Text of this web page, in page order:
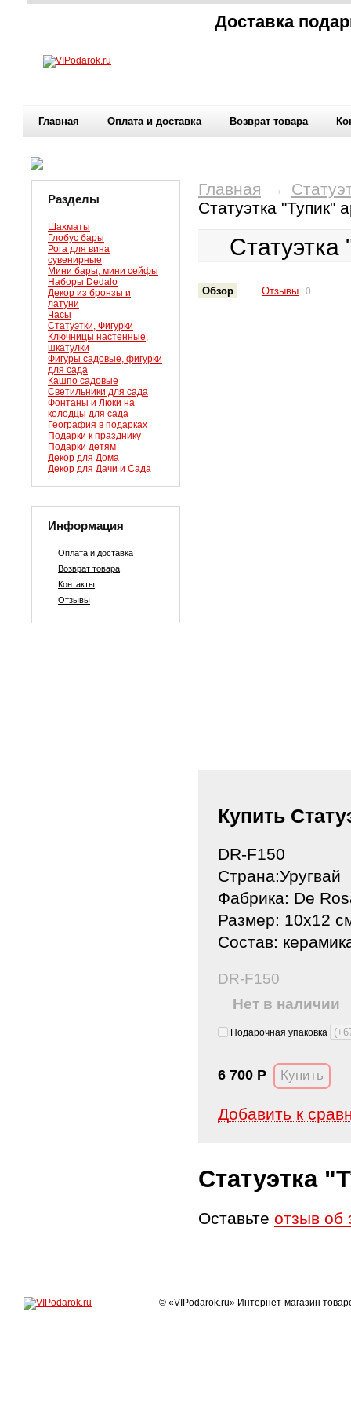
Доставка
Главная Оплата и доставка Возврат товара
Разделы
Шахматы
Глобус бары
Рога для вина
сувенирные
Мини бары, мини сейфы
Наборы Dedalo
Декор из бронзы и
латуни
Часы
Статуэтки, Фигурки
Ключницы настенные,
шкатулки
Фигуры садовые, фигурки
для сада
Кашпо садовые
Светильники для сада
Фонтаны и Люки на
колодцы для сада
География в подарках
Подарки к празднику
Подарки детям
Декор для Дома
Декор для Дачи и Сада
Информация
Оплата и доставка
Возврат товара
Контакты
Отзывы
Главная →
Статуэтка "Тупик"
Статуэтка
Обзор Отзывы 0
Купить
DR-F150
Страна:Уругвай
Фабрика: De
Размер: 10х12
Состав:
DR-F150
Нет в наличии
Подарочная упаковка
6 700 Р
Добавить к
Статуэтка
Оставьте отзыв об
© «VIPodarok.ru» Интернет-магазин